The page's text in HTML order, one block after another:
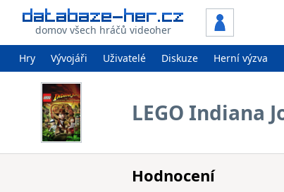
domov všech hráčů videoher
Hry Vývojáři Uživatelé Diskuze Herní výzva
LEGO Indiana
Hodnocení